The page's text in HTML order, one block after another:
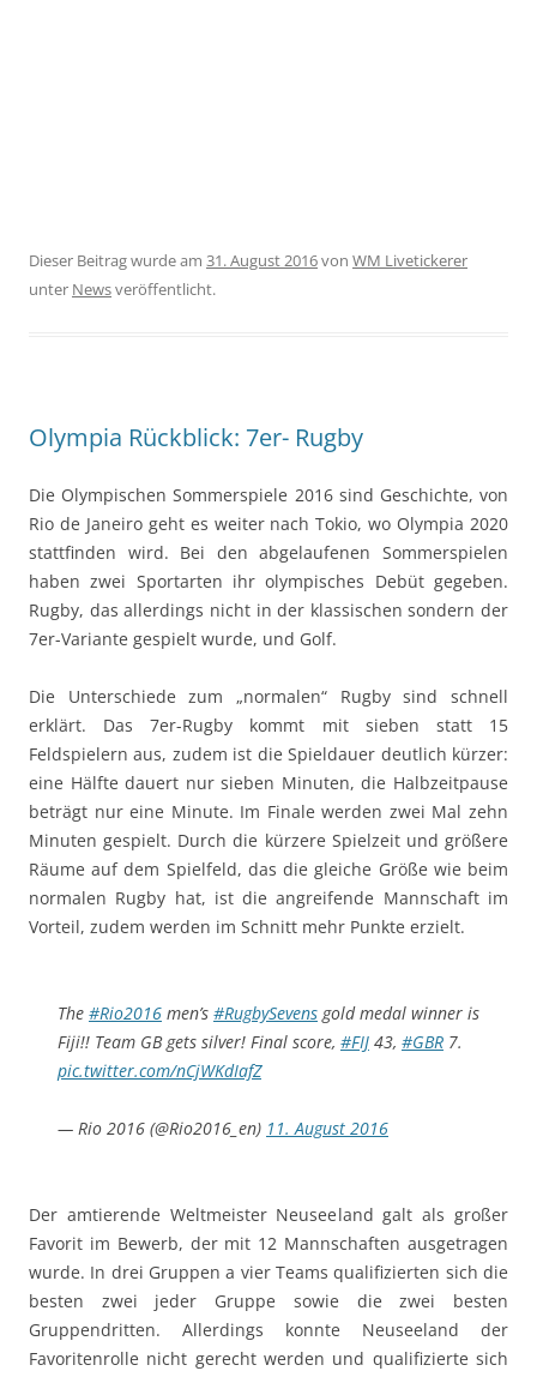
Dieser Beitrag wurde am 31. August 2016von WM Livetickerer
unter Newsveröffentlicht.
Olympia Rückblick: 7er- Rugby
Die Olympischen Sommerspiele 2016 sind Geschichte, von
Rio de Janeiro geht es weiter nach Tokio, wo Olympia 2020
stattfinden wird. Bei den abgelaufenen Sommerspielen
haben zwei Sportarten ihr olympisches Debüt gegeben.
Rugby, das allerdings nicht in der klassischen sondern der
7er-Variante gespielt wurde, und Golf.
Die Unterschiede zum „normalen“ Rugby sind schnell
erklärt. Das 7er-Rugby kommt mit sieben statt 15
Feldspielern aus, zudem ist die Spieldauer deutlich kürzer:
eine Hälfte dauert nur sieben Minuten, die Halbzeitpause
beträgt nur eine Minute. Im Finale werden zwei Mal zehn
Minuten gespielt. Durch die kürzere Spielzeit und größere
Räume auf dem Spielfeld, das die gleiche Größe wie beim
normalen Rugby hat, ist die angreifende Mannschaft im
Vorteil, zudem werden im Schnitt mehr Punkte erzielt.
The #Rio2016 men’s #RugbySevens gold medal winner is
Fiji!! Team GB gets silver! Final score, #FIJ 43, #GBR 7.
pic.twitter.com/nCjWKdIafZ
— Rio 2016 (@Rio2016_en) 11. August 2016
Der amtierende Weltmeister Neuseeland galt als großer
Favorit im Bewerb, der mit 12 Mannschaften ausgetragen
wurde. In drei Gruppen a vier Teams qualifizierten sich die
besten zwei jeder Gruppe sowie die zwei besten
Gruppendritten. Allerdings konnte Neuseeland der
Favoritenrolle nicht gerecht werden und qualifizierte sich